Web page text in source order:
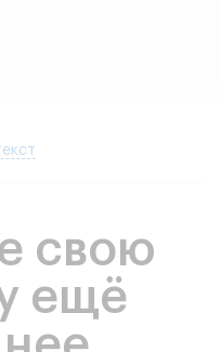
свою
ещё